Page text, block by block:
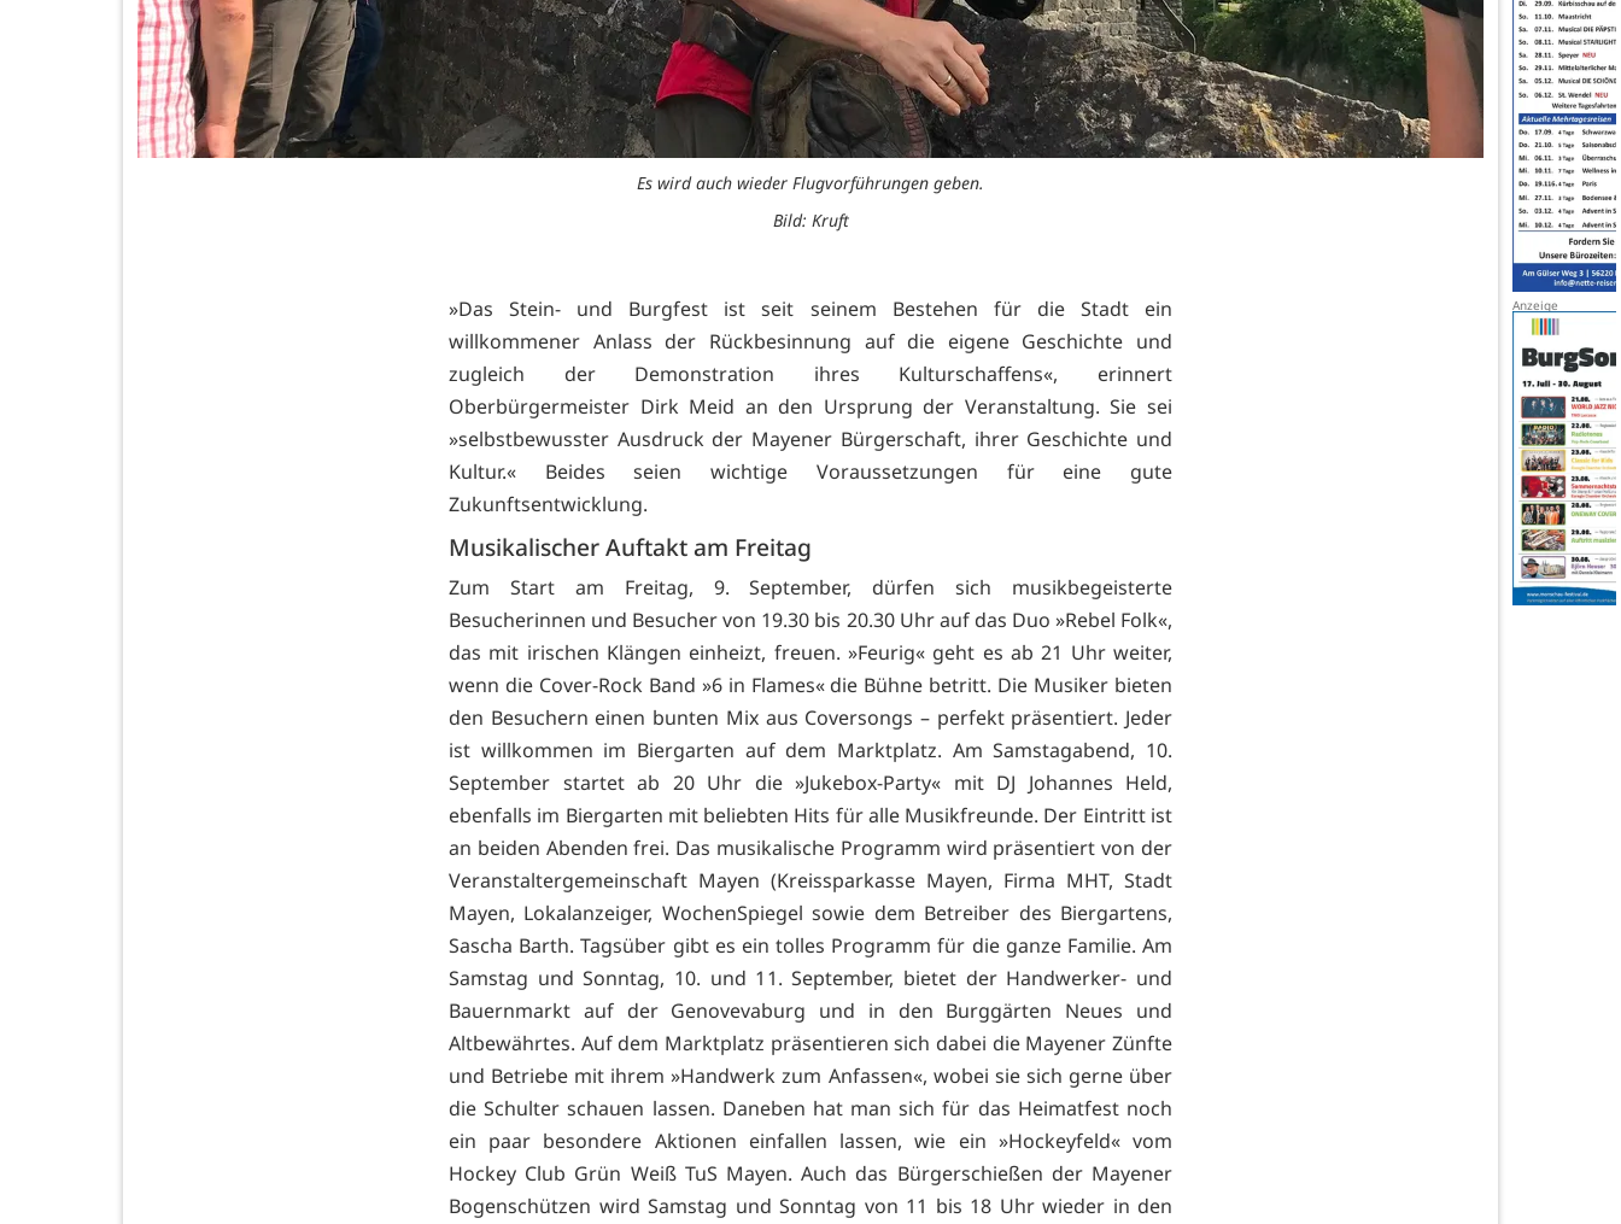
Es wird auch wieder Flugvorführungen geben.
Bild: Kruft
»Das Stein- und Burgfest ist seit seinem Bestehen für die Stadt ein
willkommener Anlass der Rückbesinnung auf die eigene Geschichte und
zugleich der Demonstration ihres Kulturschaffens«, erinnert
Oberbürgermeister Dirk Meid an den Ursprung der Veranstaltung. Sie sei
»selbstbewusster Ausdruck der Mayener Bürgerschaft, ihrer Geschichte und
Kultur.« Beides seien wichtige Voraussetzungen für eine gute
Zukunftsentwicklung.
Musikalischer Auftakt am Freitag
Zum Start am Freitag, 9. September, dürfen sich musikbegeisterte
Besucherinnen und Besucher von 19.30 bis 20.30 Uhr auf das Duo »Rebel Folk«,
das mit irischen Klängen einheizt, freuen. »Feurig« geht es ab 21 Uhr weiter,
wenn die Cover-Rock Band »6 in Flames« die Bühne betritt. Die Musiker bieten
den Besuchern einen bunten Mix aus Coversongs – perfekt präsentiert. Jeder
ist willkommen im Biergarten auf dem Marktplatz. Am Samstagabend, 10.
September startet ab 20 Uhr die »Jukebox-Party« mit DJ Johannes Held,
ebenfalls im Biergarten mit beliebten Hits für alle Musikfreunde. Der Eintritt ist
an beiden Abenden frei. Das musikalische Programm wird präsentiert von der
Veranstaltergemeinschaft Mayen (Kreissparkasse Mayen, Firma MHT, Stadt
Mayen, Lokalanzeiger, WochenSpiegel sowie dem Betreiber des Biergartens,
Sascha Barth. Tagsüber gibt es ein tolles Programm für die ganze Familie. Am
Samstag und Sonntag, 10. und 11. September, bietet der Handwerker- und
Bauernmarkt auf der Genovevaburg und in den Burggärten Neues und
Altbewährtes. Auf dem Marktplatz präsentieren sich dabei die Mayener Zünfte
und Betriebe mit ihrem »Handwerk zum Anfassen«, wobei sie sich gerne über
die Schulter schauen lassen. Daneben hat man sich für das Heimatfest noch
ein paar besondere Aktionen einfallen lassen, wie ein »Hockeyfeld« vom
Hockey Club Grün Weiß TuS Mayen. Auch das Bürgerschießen der Mayener
Bogenschützen wird Samstag und Sonntag von 11 bis 18 Uhr wieder in den